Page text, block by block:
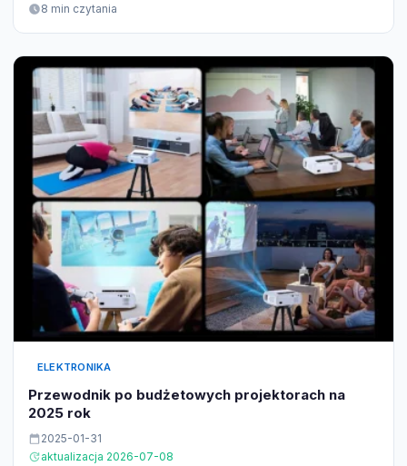
8 min czytania
ELEKTRONIKA
Przewodnik po budżetowych projektorach na
2025 rok
2025-01-31
aktualizacja 2026-07-08